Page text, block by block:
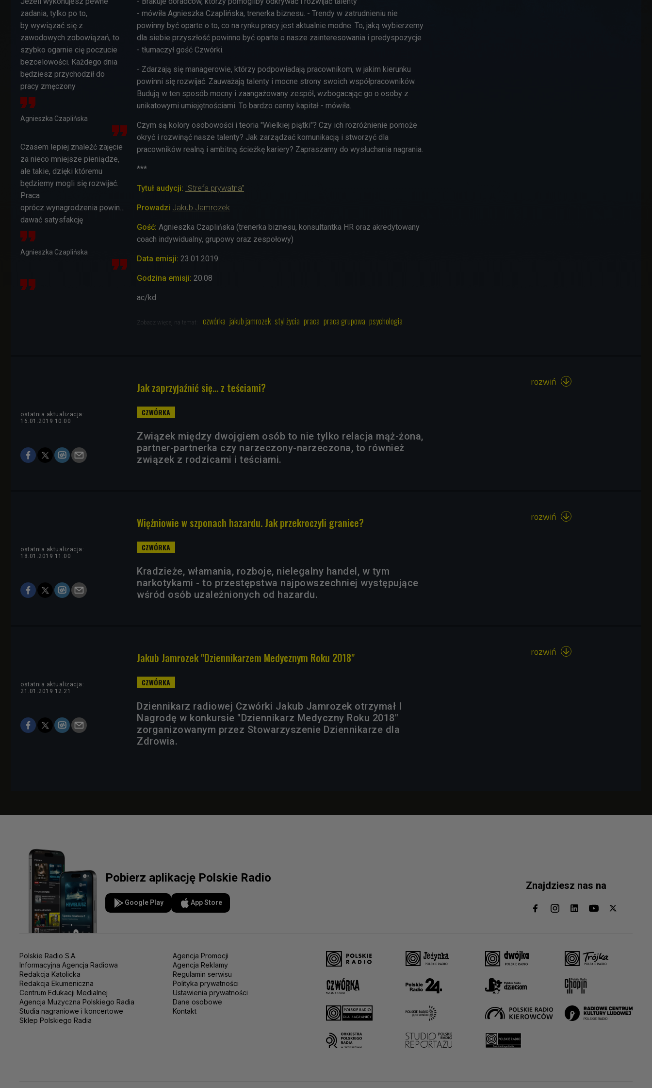
zadania, tylko po to,
by wywiązać się z
zawodowych zobowiązań, to
szybko ogarnie cię poczucie
bezcelowości. Każdego dnia
będziesz przychodził do
pracy zmęczony
Agnieszka Czaplińska
- mówiła Agnieszka Czaplińska, trenerka biznesu. - Trendy w zatrudnieniu nie
powinny być oparte o to, co na rynku pracy jest aktualnie modne. To, jaką wybierzemy
dla siebie przyszłość powinno być oparte o nasze zainteresowania i predyspozycje
- tłumaczył gość Czwórki.
Czasem lepiej znaleźć zajęcie
za nieco mniejsze pieniądze,
ale takie, dzięki któremu
będziemy mogli się rozwijać.
Praca
oprócz wynagrodzenia powinna
dawać satysfakcję
Agnieszka Czaplińska
- Zdarzają się managerowie, którzy podpowiadają pracownikom, w jakim kierunku
powinni się rozwijać. Zauważają talenty i mocne strony swoich współpracowników.
Budują w ten sposób mocny i zaangażowany zespół, wzbogacając go o osoby z
unikatowymi umiejętnościami. To bardzo cenny kapitał - mówiła.
Czym są kolory osobowości i teoria "Wielkiej piątki"? Czy ich rozróżnienie pomoże
okryć i rozwinąć nasze talenty? Jak zarządzać komunikacją i stworzyć dla
pracowników realną i ambitną ścieżkę kariery? Zapraszamy do wysłuchania nagrania.
***
Tytuł audycji: "Strefa prywatna"
Prowadzi Jakub Jamrozek
Gość: Agnieszka Czaplińska (trenerka biznesu, konsultantka HR oraz akredytowany
coach indywidualny, grupowy oraz zespołowy)
Data emisji: 23.01.2019
Godzina emisji: 20.08
ac/kd
Zobacz więcej na temat: czwórka jakub jamrozek styl życia praca praca grupowa psychologia
Jak zaprzyjaźnić się... z teściami?
ostatnia aktualizacja:
16.01.2019 10:00
Związek między dwojgiem osób to nie tylko relacja mąż-żona,
partner-partnerka czy narzeczony-narzeczona, to również
związek z rodzicami i teściami.
rozwiń 
Więźniowie w szponach hazardu. Jak przekroczyli granice?
ostatnia aktualizacja:
18.01.2019 11:00
Kradzieże, włamania, rozboje, nielegalny handel, w tym
narkotykami - to przestępstwa najpowszechniej występujące
wśród osób uzależnionych od hazardu.
rozwiń 
Jakub Jamrozek "Dziennikarzem Medycznym Roku 2018"
ostatnia aktualizacja:
21.01.2019 12:21
Dziennikarz radiowej Czwórki Jakub Jamrozek otrzymał I
Nagrodę w konkursie "Dziennikarz Medyczny Roku 2018"
zorganizowanym przez Stowarzyszenie Dziennikarze dla
Zdrowia.
rozwiń 
Pobierz aplikację Polskie Radio
Google Play App Store
Znajdziesz nas na
Polskie Radio S.A.
Informacyjna Agencja Radiowa
Redakcja Katolicka
Redakcja Ekumeniczna
Centrum Edukacji Medialnej
Agencja Muzyczna Polskiego Radia
Studia nagraniowe i koncertowe
Sklep Polskiego Radia
Agencja Promocji
Agencja Reklamy
Regulamin serwisu
Polityka prywatności
Ustawienia prywatności
Dane osobowe
Kontakt